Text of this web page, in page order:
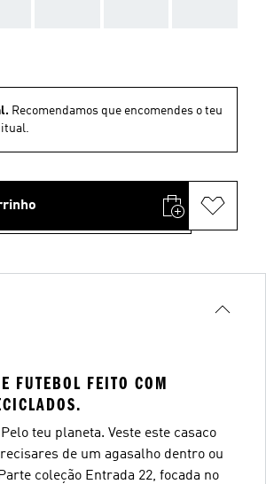
Recomendamos que encomendes o teu
FUTEBOL FEITO COM
teu planeta. Veste este casaco
de um agasalho dentro ou
coleção Entrada 22, focada no